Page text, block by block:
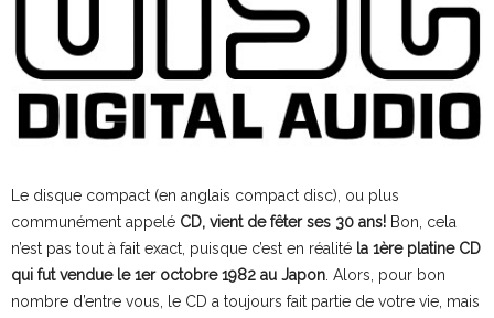
Le disque compact (en anglais compact disc), ou plus
communément appelé CD, vient de fêter ses 30 ans! Bon, cela
n’est pas tout à fait exact, puisque c’est en réalité la 1ère platine CD
qui fut vendue le 1er octobre 1982 au Japon. Alors, pour bon
nombre d’entre vous, le CD a toujours fait partie de votre vie, mais